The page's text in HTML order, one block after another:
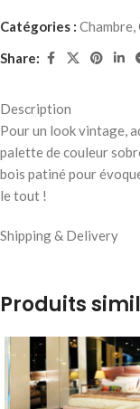
Catégories : Chambre
Share:
Description
Pour un look vintage,
palette de couleur
bois patiné pour
le tout !
Shipping & Delivery
Produits